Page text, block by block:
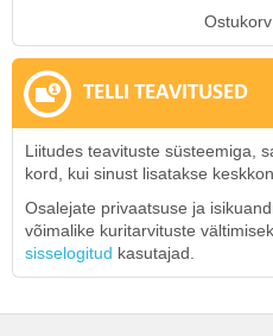
TELLI TEAVITUSED
Liitudes teavituste süsteemiga,
kord, kui sinust lisatakse
Osalejate privaatsuse ja
võimalike kuritarvituste
sisselogitud kasutajad.